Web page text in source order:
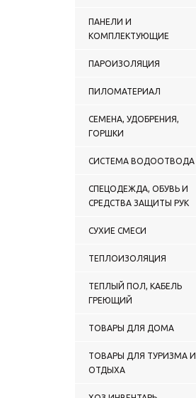
ПАНЕЛИ И
КОМПЛЕКТУЮЩИЕ
ПАРОИЗОЛЯЦИЯ
ПИЛОМАТЕРИАЛ
СЕМЕНА, УДОБРЕНИЯ,
ГОРШКИ
СИСТЕМА ВОДООТВОДА
СПЕЦОДЕЖДА, ОБУВЬ И
СРЕДСТВА ЗАЩИТЫ РУК
СУХИЕ СМЕСИ
ТЕПЛОИЗОЛЯЦИЯ
ТЕПЛЫЙ ПОЛ, КАБЕЛЬ
ГРЕЮЩИЙ
ТОВАРЫ ДЛЯ ДОМА
ТОВАРЫ ДЛЯ ТУРИЗМА И
ОТДЫХА